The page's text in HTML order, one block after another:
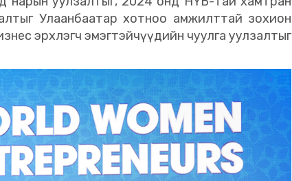
Улаанбаатар хотноо амжилттай зохион
эрхлэгч эмэгтэйчүүдийн чуулга уулзалтыг